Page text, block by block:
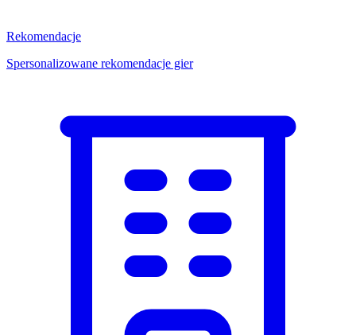
Rekomendacje
Spersonalizowane rekomendacje gier